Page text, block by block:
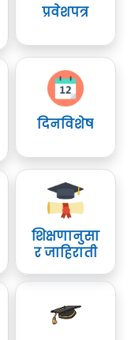
प्रवेशपत्र
दिनविशेष
शिक्षणानुसा
र जाहिराती